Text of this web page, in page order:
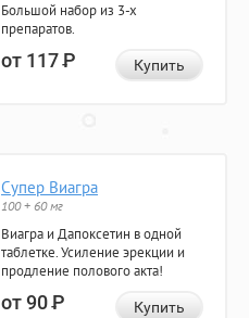
Большой набор из 3-х
препаратов.
от 117Р Купить
Супер Виагра
100 + 60 мг
Виагра и Дапоксетин в одной
таблетке. Усиление эрекции и
продление полового акта!
от 90Р Купить